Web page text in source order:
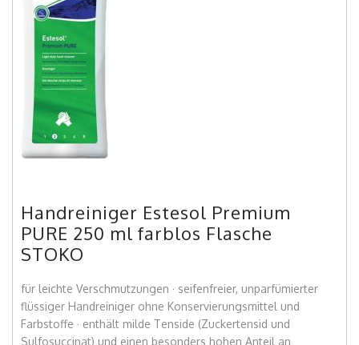
Handreiniger Estesol Premium
PURE 250 ml farblos Flasche
STOKO
für leichte Verschmutzungen · seifenfreier, unparfümierter
flüssiger Handreiniger ohne Konservierungsmittel und
Farbstoffe · enthält milde Tenside (Zuckertensid und
Sulfosuccinat) und einen besonders hohen Anteil an